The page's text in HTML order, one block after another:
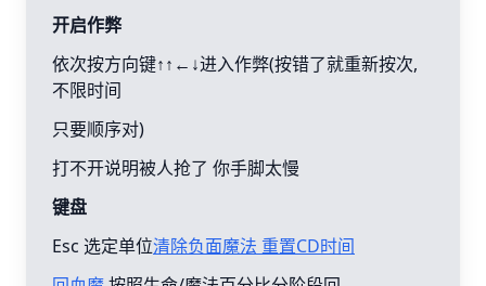
开启作弊
依次按方向键↑↑←↓进入作弊(按错了就重新按次,
不限时间
只要顺序对)
打不开说明被人抢了 你手脚太慢
键盘
Esc 选定单位清除负面魔法 重置CD时间